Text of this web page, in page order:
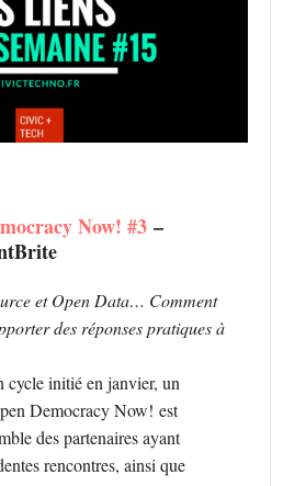
Now! #3 –
et Open Data… Comment
des réponses pratiques à
cycle initié en janvier, un
Democracy Now! est
des partenaires ayant
rencontres, ainsi que